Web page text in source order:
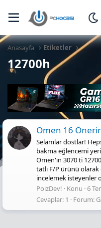
Anasayfa Etiketler
12700h
Omen 16
Selamlar dostlar!
bakma eğlencemi
Omen'ın 3070 ti
tatlı F/P ürünü
incelemek isteyenler
PoizDev!
Konu 6
Cevaplar: 1 Forum: